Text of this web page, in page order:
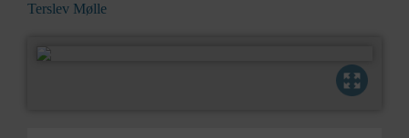
Terslev Mølle